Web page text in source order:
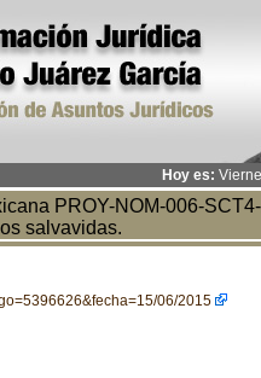
Hoy es:
PROY-NOM-006-
salvavidas.
06/2015